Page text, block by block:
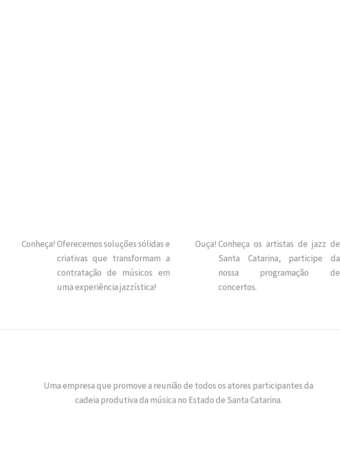
Conheça! Oferecemos soluções sólidas e
criativas que transformam a
contratação de músicos em
uma experiência jazzística!
Ouça! Conheça os artistas de jazz de
Santa Catarina, participe da
nossa programação de
concertos.
Uma empresa que promove a reunião de todos os atores participantes da
cadeia produtiva da música no Estado de Santa Catarina.